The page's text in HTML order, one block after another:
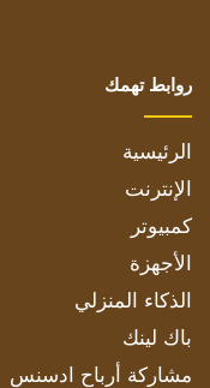
روابط تهمك
الرئيسية
الإنترنت
كمبيوتر
الأجهزة
الذكاء المنزلي
باك لينك
مشاركة أرباح ادسنس